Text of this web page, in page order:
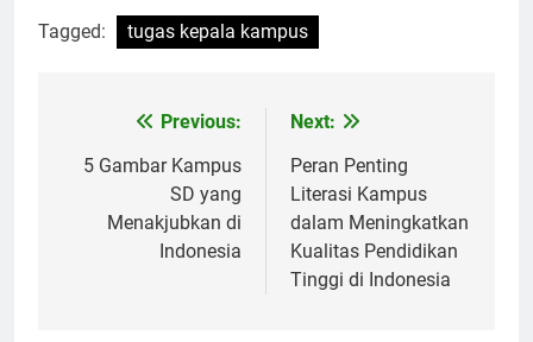
Tagged: tugas kepala kampus
navigation
Previous:
5 Gambar Kampus
SD yang
Menakjubkan di
Indonesia
Next:
Peran Penting
Literasi Kampus
dalam Meningkatkan
Kualitas Pendidikan
Tinggi di Indonesia